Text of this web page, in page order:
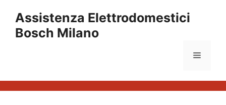
contenuto
Assistenza Elettrodomestici
Bosch Milano
Menu